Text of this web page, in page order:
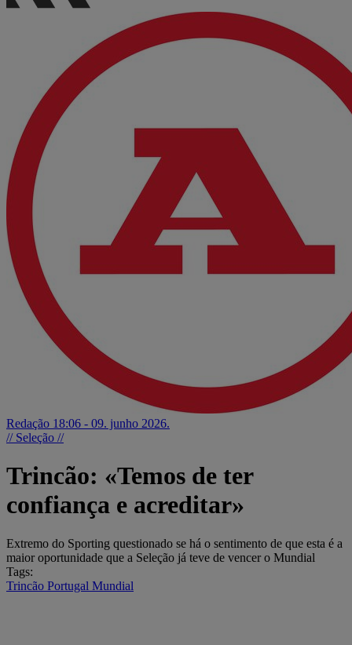
Redação 18:06 - 09. junho 2026.
// Seleção //
Trincão: «Temos de ter
confiança e acreditar»
Extremo do Sporting questionado se há o sentimento de que esta é a
maior oportunidade que a Seleção já teve de vencer o Mundial
Tags:
Trincão Portugal Mundial